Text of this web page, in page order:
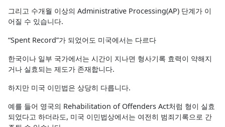
그리고 수개월 이상의 Administrative Processing(AP) 단계가 이
어질 수 있습니다.
“Spent Record”가 되었어도 미국에서는 다르다
한국이나 일부 국가에서는 시간이 지나면 형사기록 효력이 약해지
거나 실효되는 제도가 존재합니다.
하지만 미국 이민법은 상당히 다릅니다.
예를 들어 영국의 Rehabilitation of Offenders Act처럼 형이 실효
되었다고 하더라도, 미국 이민법상에서는 여전히 범죄기록으로 간